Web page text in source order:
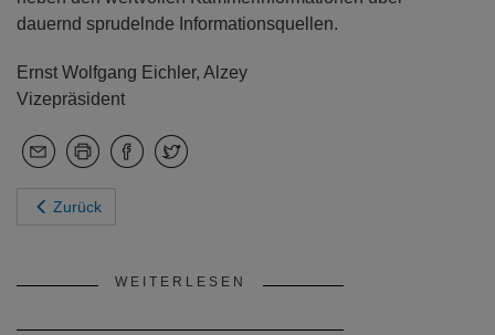
dauernd sprudelnde Informationsquellen.
Ernst Wolfgang Eichler, Alzey
Vizepräsident
Zurück
WEITERLESEN